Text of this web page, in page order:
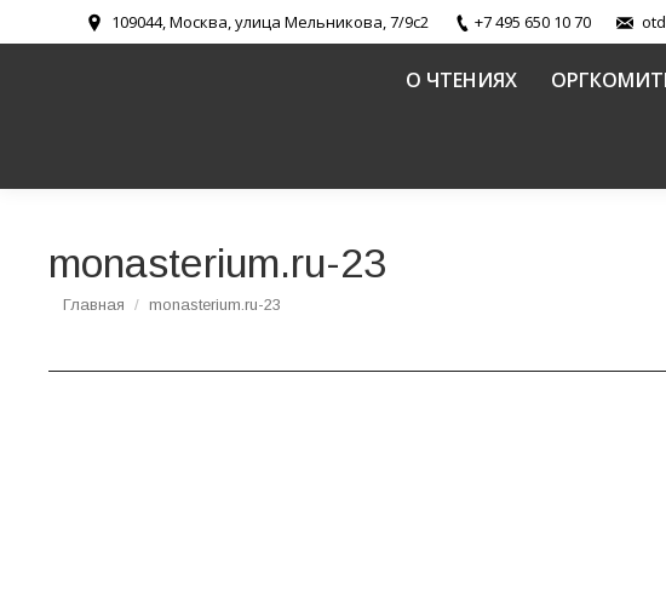
109044, Москва, улица Мельникова, 7/9с2 +7 495 650 10 70
О ЧТЕНИЯХ
monasterium.ru-23
Вы здесь:
Главная monasterium.ru-23